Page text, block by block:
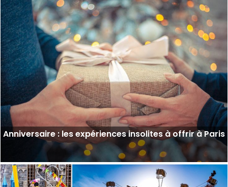
Anniversaire : les expériences insolites à offrir à Paris